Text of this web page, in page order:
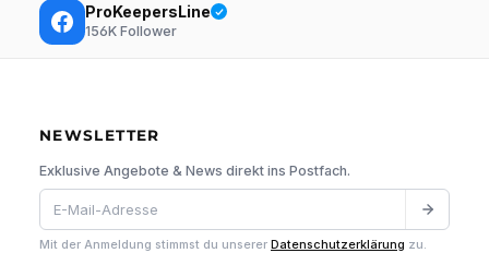
ProKeepersLine
156K Follower
NEWSLETTER
Exklusive Angebote & News direkt ins Postfach.
Mit der Anmeldung stimmst du unserer Datenschutzerklärung zu.